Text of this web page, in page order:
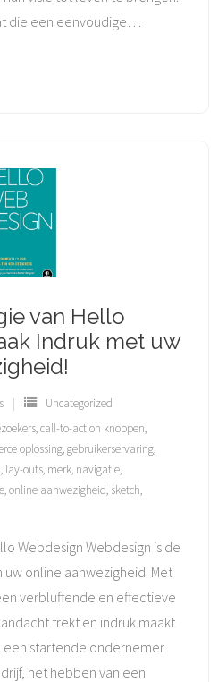
die een eenvoudige
van Hello
Indruk met uw
Uncategorized
,call-to-action knoppen,
oplossing,gebruikerservaring,
, lay-outs, merk, navigatie,
,online aanwezigheid, sketch,
Webdesign Webdesign is de
online aanwezigheid. Met
verbluffende en effectieve
trekt en indruk maakt
een startende ondernemer
het hebben van een